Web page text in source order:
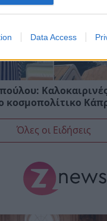
Data Access
κοσμοπολίτικο
Όλες οι Ειδήσεις